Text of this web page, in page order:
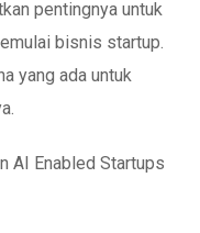
pentingnya untuk
bisnis startup.
yang ada untuk
AI Enabled Startups